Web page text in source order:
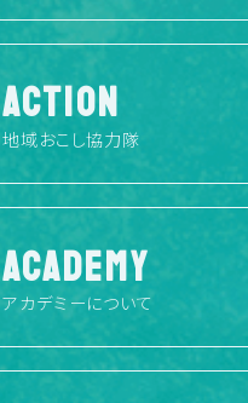
ACTION
地域おこし協力隊
ACADEMY
アカデミーについて